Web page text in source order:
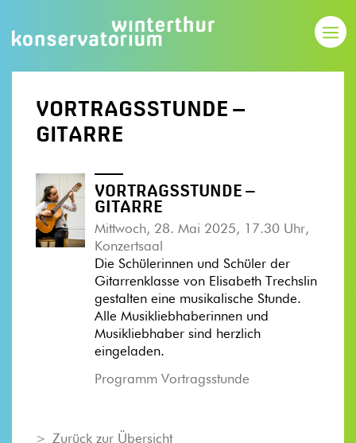
VORTRAGSSTUNDE –
GITARRE
VORTRAGSSTUNDE –
GITARRE
Mittwoch, 28. Mai 2025, 17.30 Uhr,
Konzertsaal
Die Schülerinnen und Schüler der
Gitarrenklasse von Elisabeth Trechslin
gestalten eine musikalische Stunde.
Alle Musikliebhaberinnen und
Musikliebhaber sind herzlich
eingeladen.
Programm Vortragsstunde
Zurück zur Übersicht